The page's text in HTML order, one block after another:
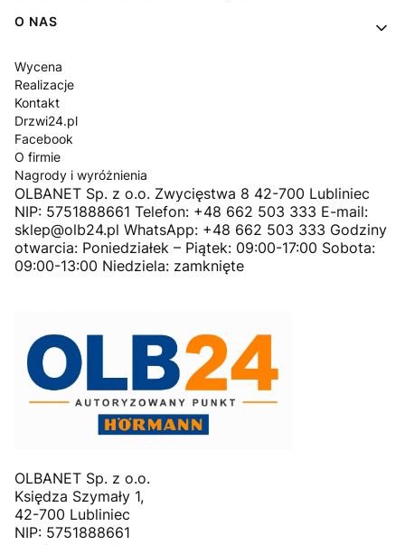
O NAS
Wycena
Realizacje
Kontakt
Drzwi24.pl
Facebook
O firmie
Nagrody i wyróżnienia
OLBANET Sp. z o.o. Zwycięstwa 8 42-700 Lubliniec
NIP: 5751888661 Telefon: +48 662 503 333 E-mail:
sklep@olb24.pl WhatsApp: +48 662 503 333 Godziny
otwarcia: Poniedziałek – Piątek: 09:00-17:00 Sobota:
09:00-13:00 Niedziela: zamknięte
OLBANET Sp. z o.o.
Księdza Szymały 1,
42-700 Lubliniec
NIP: 5751888661